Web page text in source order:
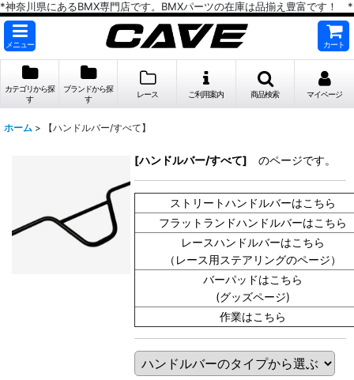
*神奈川県にあるBMX専門店です。BMXパーツの在庫は品揃え豊富です！ *
メニュー カート
カテゴリから探
す
ブランドから探
す
レース ご利用案内 商品検索 マイページ
ホーム > 【ハンドルバー/すべて】
[ハンドルバー/すべて] のページです。
ストリートハンドルバーはこちら
フラットランドハンドルバーはこちら
レースハンドルバーはこちら
（レース用ステアリングのページ）
バーパッドはこちら
(グッズページ)
作業はこちら